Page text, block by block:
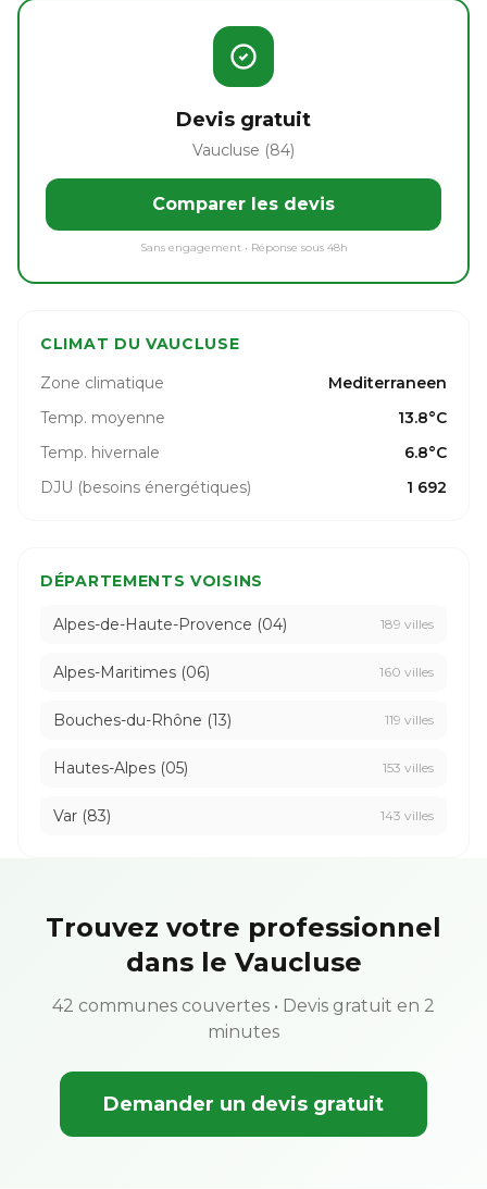
Devis gratuit
Vaucluse (84)
Comparer les devis
Sans engagement • Réponse sous 48h
CLIMAT DU VAUCLUSE
Zone climatique
Mediterraneen
Temp. moyenne
13.8°C
Temp. hivernale
6.8°C
DJU (besoins énergétiques)
1 692
DÉPARTEMENTS VOISINS
Alpes-de-Haute-Provence (04) 189 villes
Alpes-Maritimes (06) 160 villes
Bouches-du-Rhône (13) 119 villes
Hautes-Alpes (05) 153 villes
Var (83) 143 villes
Trouvez votre professionnel
dans le Vaucluse
42 communes couvertes • Devis gratuit en 2
minutes
Demander un devis gratuit